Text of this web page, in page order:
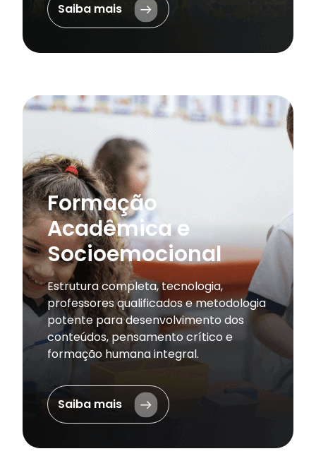
Saiba mais
Formação
Acadêmica e
Socioemocional
Estrutura completa, tecnologia,
professores qualificados e metodologia
potente para desenvolvimento dos
conteúdos, pensamento crítico e
formação humana integral.
Saiba mais